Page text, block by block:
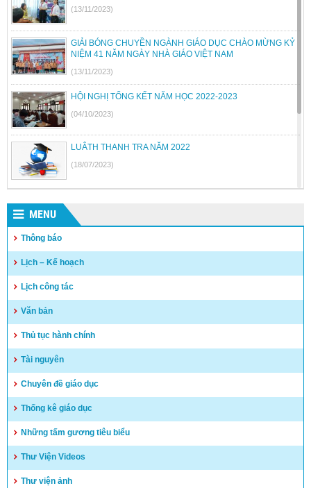
(13/11/2023)
GIẢI BÓNG CHUYỀN NGÀNH GIÁO DỤC CHÀO MỪNG KỶ
NIỆM 41 NĂM NGÀY NHÀ GIÁO VIỆT NAM
(13/11/2023)
HỘI NGHỊ TỔNG KẾT NĂM HỌC 2022-2023
(04/10/2023)
LUÂTH THANH TRA NĂM 2022
(18/07/2023)
(26/06/2023)
Quyết định công khai quyết toán thu chi NSNN năm 2022
(04/05/2023)
MENU
Thông báo
Lịch – Kế hoạch
Lịch công tác
Văn bản
Thủ tục hành chính
Tài nguyên
Chuyên đề giáo dục
Thống kê giáo dục
Những tấm gương tiêu biểu
Thư Viện Videos
Thư viện ảnh